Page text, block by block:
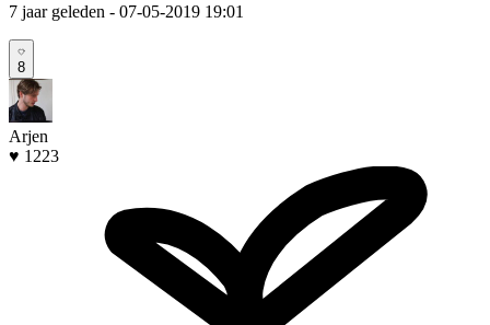
7 jaar geleden - 07-05-2019 19:01
8
Arjen
♥ 1223